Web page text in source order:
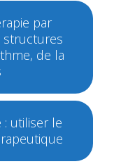
par
structures
de la
: utiliser le